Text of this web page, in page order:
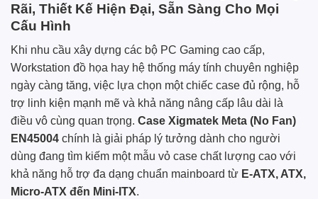
Rãi, Thiết Kế Hiện Đại, Sẵn Sàng Cho Mọi
Cấu Hình
Khi nhu cầu xây dựng các bộ PC Gaming cao cấp,
Workstation đồ họa hay hệ thống máy tính chuyên nghiệp
ngày càng tăng, việc lựa chọn một chiếc case đủ rộng, hỗ
trợ linh kiện mạnh mẽ và khả năng nâng cấp lâu dài là
điều vô cùng quan trọng. Case Xigmatek Meta (No Fan)
EN45004 chính là giải pháp lý tưởng dành cho người
dùng đang tìm kiếm một mẫu vỏ case chất lượng cao với
khả năng hỗ trợ đa dạng chuẩn mainboard từ E-ATX, ATX,
Micro-ATX đến Mini-ITX.